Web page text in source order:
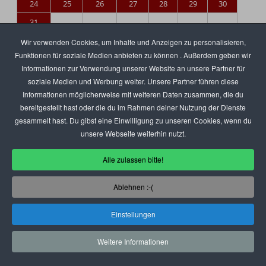
Wir verwenden Cookies, um Inhalte und Anzeigen zu personalisieren,
Funktionen für soziale Medien anbieten zu können . Außerdem geben wir
Informationen zur Verwendung unserer Website an unsere Partner für
soziale Medien und Werbung weiter. Unsere Partner führen diese
Informationen möglicherweise mit weiteren Daten zusammen, die du
bereitgestellt hast oder die du im Rahmen deiner Nutzung der Dienste
gesammelt hast. Du gibst eine Einwilligung zu unseren Cookies, wenn du
unsere Webseite weiterhin nutzt.
Alle zulassen bitte!
Ablehnen :-(
Einstellungen
Weitere Informationen
24 25 26 27 28 29
30
31
KATEGORIEN
Party( 328 Veranstaltungen)
( 1 Veranstaltungen)
( 21 Veranstaltungen)
Konzert( 60 Veranstaltungen)
Lounge( 0 Veranstaltungen)
( 2 Veranstaltungen)